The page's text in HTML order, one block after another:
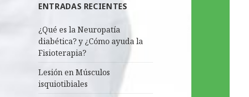
ENTRADAS RECIENTES
¿Qué es la Neuropatía
diabética? y ¿Cómo ayuda la
Fisioterapia?
Lesión en Músculos
isquiotibiales